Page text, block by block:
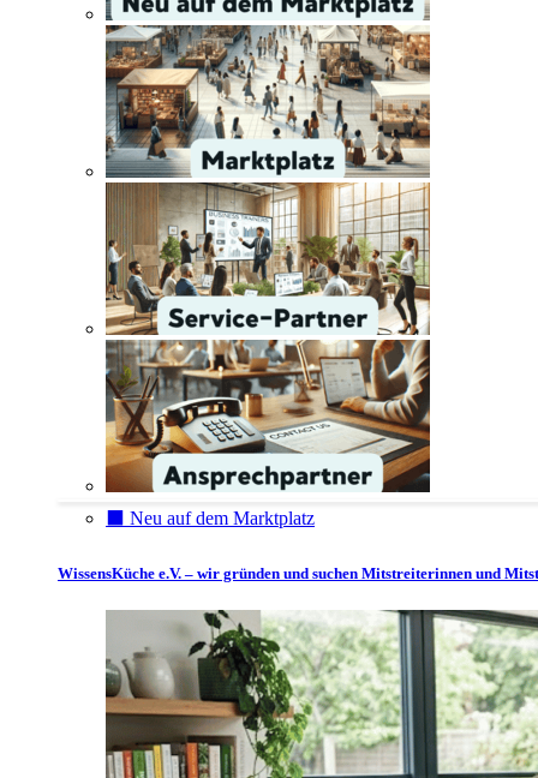
⬛️ Neu auf dem Marktplatz
WissensKüche e.V. – wir gründen und suchen Mitstreiterinnen und